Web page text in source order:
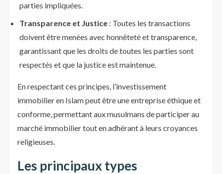
parties impliquées.
Transparence et Justice : Toutes les transactions
doivent être menées avec honnêteté et transparence,
garantissant que les droits de toutes les parties sont
respectés et que la justice est maintenue.
En respectant ces principes, l’investissement
immobilier en Islam peut être une entreprise éthique et
conforme, permettant aux musulmans de participer au
marché immobilier tout en adhérant à leurs croyances
religieuses.
Les principaux types